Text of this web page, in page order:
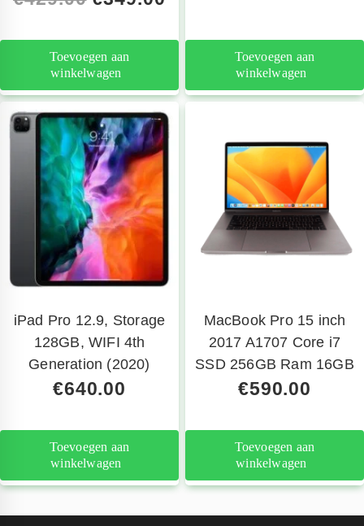
Toevoegen aan
winkelwagen
Toevoegen aan
winkelwagen
iPad Pro 12.9, Storage
128GB, WIFI 4th
Generation (2020)
€640.00
Toevoegen aan
winkelwagen
MacBook Pro 15 inch
2017 A1707 Core i7
SSD 256GB Ram 16GB
€590.00
Toevoegen aan
winkelwagen